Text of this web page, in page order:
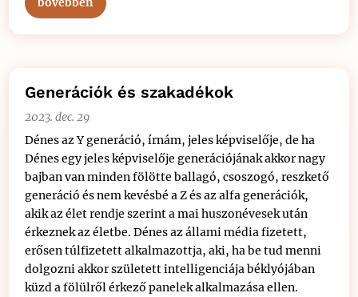
Generációk és szakadékok
2023. dec. 29
Dénes az Y generáció, írnám, jeles képviselője, de ha
Dénes egy jeles képviselője generációjának akkor nagy
bajban van minden fölötte ballagó, csoszogó, reszkető
generáció és nem kevésbé a Z és az alfa generációk,
akik az élet rendje szerint a mai huszonévesek után
érkeznek az életbe. Dénes az állami média fizetett,
erősen túlfizetett alkalmazottja, aki, ha be tud menni
dolgozni akkor született intelligenciája béklyójában
küzd a fölülről érkező panelek alkalmazása ellen.